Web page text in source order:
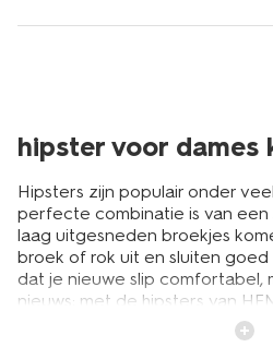
hipster voor dames
Hipsters zijn populair onder
perfecte combinatie is van een
laag uitgesneden broekjes
broek of rok uit en sluiten goed
dat je nieuwe slip comfortabel,
nieuws: met de hipsters van
keuze te maken. Dit broekje
Van naadloze second skin